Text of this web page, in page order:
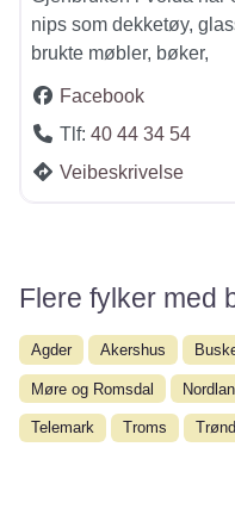
nips som dekketøy,
brukte møbler, bøker,
Facebook
Tlf: 40 44 34 54
Veibeskrivelse
Flere fylker med
Agder Akershus
Møre og Romsdal
Telemark Troms